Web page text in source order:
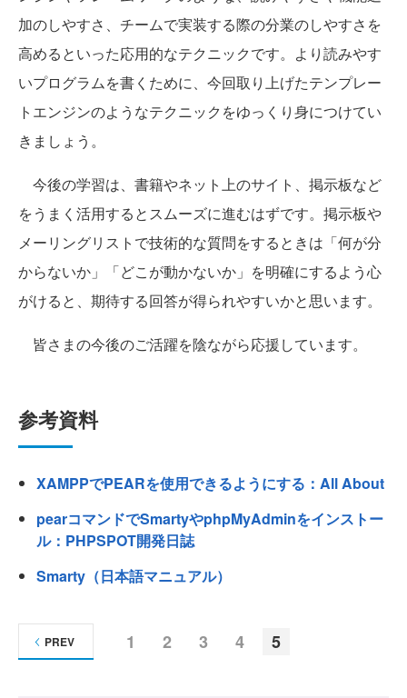
加のしやすさ、チームで実装する際の分業のしやすさを
高めるといった応用的なテクニックです。より読みやす
いプログラムを書くために、今回取り上げたテンプレー
トエンジンのようなテクニックをゆっくり身につけてい
きましょう。
今後の学習は、書籍やネット上のサイト、掲示板など
をうまく活用するとスムーズに進むはずです。掲示板や
メーリングリストで技術的な質問をするときは「何が分
からないか」「どこが動かないか」を明確にするよう心
がけると、期待する回答が得られやすいかと思います。
皆さまの今後のご活躍を陰ながら応援しています。
参考資料
XAMPPでPEARを使用できるようにする：All About
pearコマンドでSmartyやphpMyAdminをインストー
ル：PHPSPOT開発日誌
Smarty（日本語マニュアル）
1 2 3 4 5
PREV